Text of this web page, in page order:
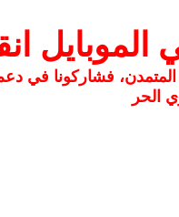
المتمدن، فشاركونا في
الحر